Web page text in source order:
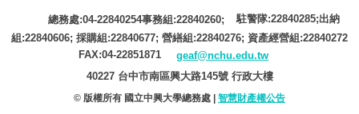
總務處:04-22840254事務組:22840260;
駐警隊:22840285;出納
組:22840606; 採購組:22840677; 營繕組:22840276; 資產經營組:22840272
FAX:04-22851871
geaf@nchu.edu.tw
40227 台中市南區興大路145號 行政大樓
© 版權所有 國立中興大學總務處 | 智慧財產權公告